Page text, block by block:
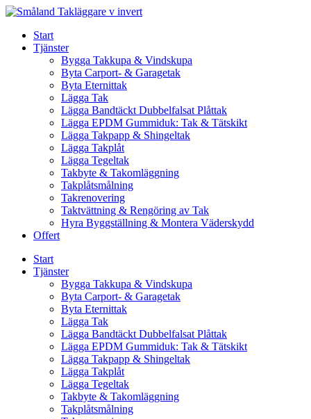
Skip
contentStart
Tjänster
Bygga Takkupa & Vindskupa
Byta Carport- & Garagetak
Byta Eternittak
Lägga Tak
Lägga Bandtäckt Dubbelfalsat Plåttak
Lägga EPDM Gummiduk: Tak & Tätskikt
Lägga Takpapp & Shingeltak
Lägga Takplåt
Lägga Tegeltak
Takbyte & Takomläggning
Takplåtsmålning
Takrenovering
Taktvättning & Rengöring av Tak
Hyra Byggställning & Montera Väderskydd
Offert
Start
Tjänster
Bygga Takkupa & Vindskupa
Byta Carport- & Garagetak
Byta Eternittak
Lägga Tak
Lägga Bandtäckt Dubbelfalsat Plåttak
Lägga EPDM Gummiduk: Tak & Tätskikt
Lägga Takpapp & Shingeltak
Lägga Takplåt
Lägga Tegeltak
Takbyte & Takomläggning
Takplåtsmålning